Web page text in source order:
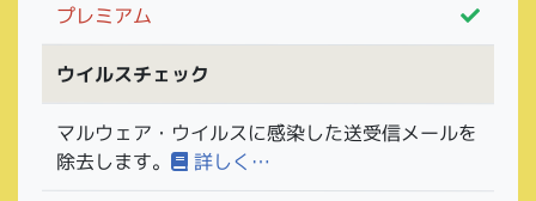
プレミアム
ウイルスチェック
マルウェア・ウイルスに感染した送受信メールを
除去します。 詳しく…